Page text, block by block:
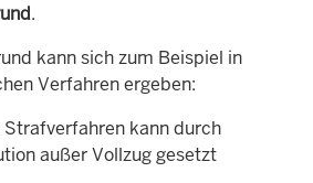
.
kann sich zum Beispiel in
Verfahren ergeben:
kann durch
außer Vollzug gesetzt